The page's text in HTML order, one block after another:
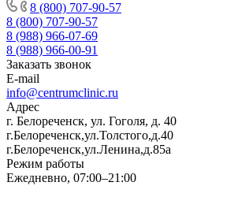
8 (800) 707-90-57
8 (800) 707-90-57
8 (988) 966-07-69
8 (988) 966-00-91
Заказать звонок
E-mail
info@centrumclinic.ru
Адрес
г. Белореченск, ул. Гоголя, д. 40
г.Белореченск,ул.Толстого,д.40
г.Белореченск,ул.Ленина,д.85а
Режим работы
Ежедневно, 07:00–21:00